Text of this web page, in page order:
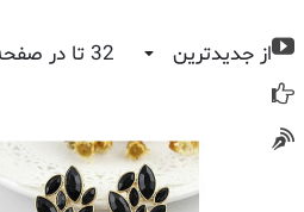
از جدیدترین 32 تا در صفحه